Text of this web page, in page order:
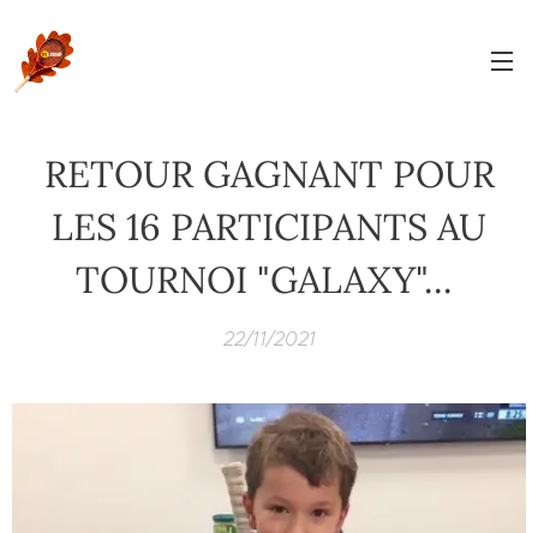
RETOUR GAGNANT POUR
LES 16 PARTICIPANTS AU
TOURNOI "GALAXY"...
22/11/2021